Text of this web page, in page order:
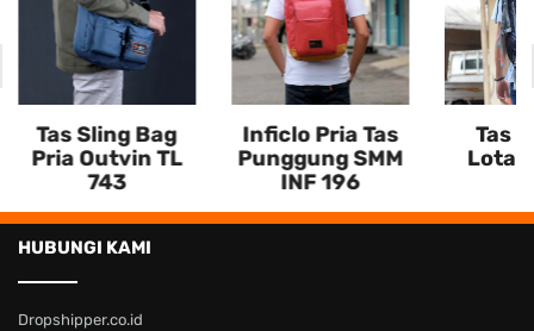
Tas Sling Bag
Pria Outvin TL
743
Inficlo Pria Tas
Punggung SMM
INF 196
Tas
Lotas
HUBUNGI KAMI
Dropshipper.co.id